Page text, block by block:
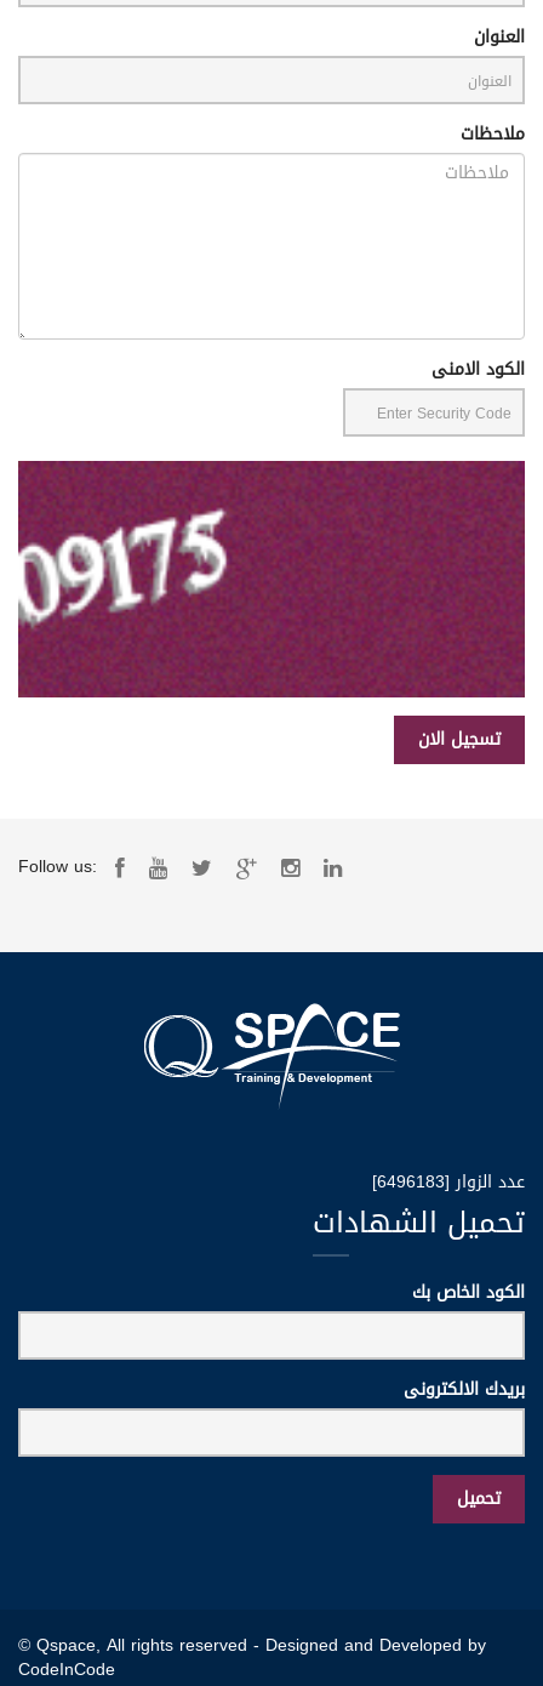
العنوان
ملاحظات
الكود الامنى
Follow us:
عدد الزوار [6496183]
تحميل الشهادات
الكود الخاص بك
بريدك الالكترونى
© Qspace, All rights reserved - Designed and Developed by
CodeInCode